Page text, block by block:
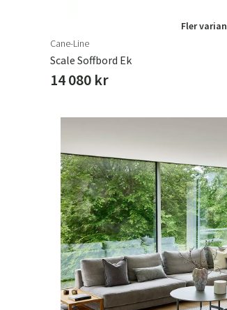
Fler
Cane-Line
Scale Soffbord Ek
14 080 kr